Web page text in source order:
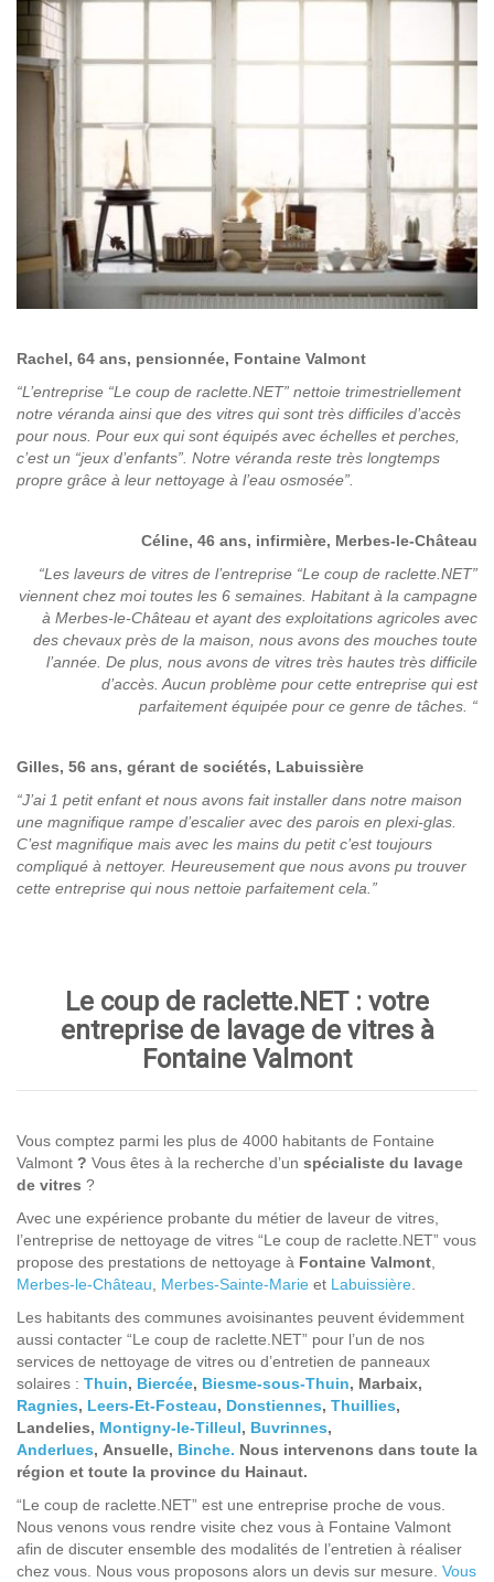
Rachel, 64 ans, pensionnée, Fontaine Valmont
“L’entreprise “Le coup de raclette.NET” nettoie trimestriellement
notre véranda ainsi que des vitres qui sont très difficiles d’accès
pour nous. Pour eux qui sont équipés avec échelles et perches,
c’est un “jeux d’enfants”. Notre véranda reste très longtemps
propre grâce à leur nettoyage à l’eau osmosée”.
Céline, 46 ans, infirmière, Merbes-le-Château
“Les laveurs de vitres de l’entreprise “Le coup de raclette.NET”
viennent chez moi toutes les 6 semaines. Habitant à la campagne
à Merbes-le-Château et ayant des exploitations agricoles avec
des chevaux près de la maison, nous avons des mouches toute
l’année. De plus, nous avons de vitres très hautes très difficile
d’accès. Aucun problème pour cette entreprise qui est
parfaitement équipée pour ce genre de tâches. “
Gilles, 56 ans, gérant de sociétés, Labuissière
“J’ai 1 petit enfant et nous avons fait installer dans notre maison
une magnifique rampe d’escalier avec des parois en plexi-glas.
C’est magnifique mais avec les mains du petit c’est toujours
compliqué à nettoyer. Heureusement que nous avons pu trouver
cette entreprise qui nous nettoie parfaitement cela.”
Le coup de raclette.NET : votre
entreprise de lavage de vitres à
Fontaine Valmont
Vous comptez parmi les plus de 4000 habitants de Fontaine
Valmont ? Vous êtes à la recherche d’un spécialiste du lavage
de vitres ?
Avec une expérience probante du métier de laveur de vitres,
l’entreprise de nettoyage de vitres “Le coup de raclette.NET” vous
propose des prestations de nettoyage à Fontaine Valmont,
Merbes-le-Château, Merbes-Sainte-Marie et Labuissière.
Les habitants des communes avoisinantes peuvent évidemment
aussi contacter “Le coup de raclette.NET” pour l’un de nos
services de nettoyage de vitres ou d’entretien de panneaux
solaires : Thuin, Biercée, Biesme-sous-Thuin, Marbaix,
Ragnies, Leers-Et-Fosteau, Donstiennes, Thuillies,
Landelies, Montigny-le-Tilleul, Buvrinnes,
Anderlues, Ansuelle, Binche. Nous intervenons dans toute la
région et toute la province du Hainaut.
“Le coup de raclette.NET” est une entreprise proche de vous.
Nous venons vous rendre visite chez vous à Fontaine Valmont
afin de discuter ensemble des modalités de l’entretien à réaliser
chez vous. Nous vous proposons alors un devis sur mesure. Vous